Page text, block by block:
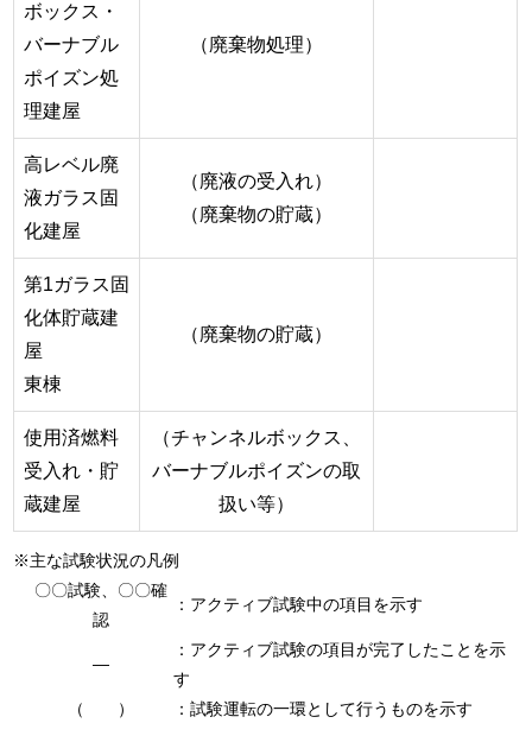
ボックス・
バーナブル
ポイズン処
理建屋
（廃棄物処理）
高レベル廃
液ガラス固
化建屋
（廃液の受入れ）
（廃棄物の貯蔵）
第1ガラス固
化体貯蔵建
屋
東棟
（廃棄物の貯蔵）
使用済燃料
受入れ・貯
蔵建屋
（チャンネルボックス、
バーナブルポイズンの取
扱い等）
※主な試験状況の凡例
〇〇試験、〇〇確
認
：アクティブ試験中の項目を示す
―
：アクティブ試験の項目が完了したことを示
す
（ ）
：試験運転の一環として行うものを示す